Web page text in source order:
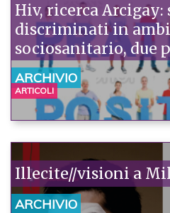
Hiv, ricerca
discriminati in
sociosanitario, due
lo denunciano.
dentista e pronto
ARCHIVIO
ARTICOLI
Illecite//visioni a
ARCHIVIO